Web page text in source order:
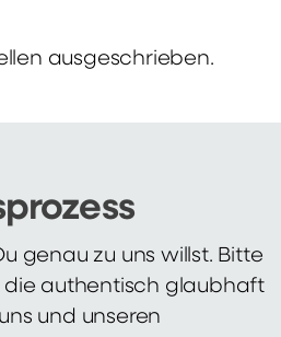
ausgeschrieben.
genau zu uns willst. Bitte
die authentisch glaubhaft
und unseren